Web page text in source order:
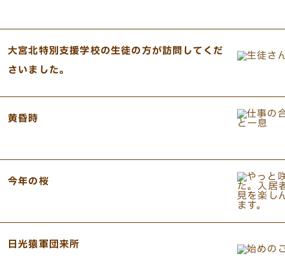
大宮北特別支援学校の生徒の方が訪問してくだ
さいました。
黄昏時
今年の桜
日光猿軍団来所